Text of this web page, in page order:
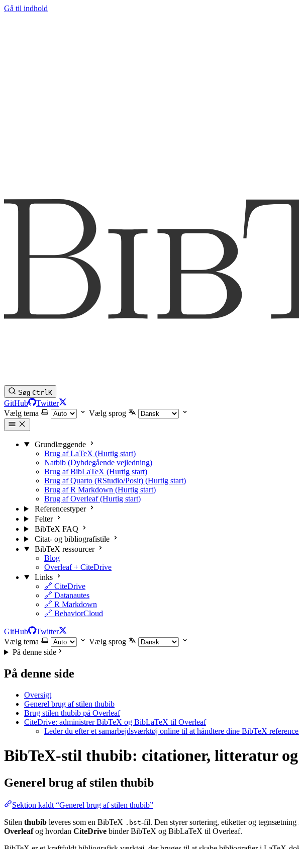
Gå til indhold
Søg CtrlK
GitHub
Twitter
Vælg tema
Vælg sprog
Grundlæggende
Brug af LaTeX (Hurtig start)
Natbib (Dybdegående vejledning)
Brug af BibLaTeX (Hurtig start)
Brug af Quarto (RStudio/Posit) (Hurtig start)
Brug af R Markdown (Hurtig start)
Brug af Overleaf (Hurtig start)
Referencestyper
Felter
BibTeX FAQ
Citat- og bibliografistile
BibTeX ressourcer
Blog
Overleaf + CiteDrive
Links
🔗 CiteDrive
🔗 Datanautes
🔗 R Markdown
🔗 BehaviorCloud
GitHub
Twitter
Vælg tema
Vælg sprog
På denne side
På denne side
Oversigt
Generel brug af stilen thubib
Brug stilen thubib på Overleaf
CiteDrive: administrer BibTeX og BibLaTeX til Overleaf
Leder du efter et samarbejdsværktøj online til at håndtere dine BibTeX
BibTeX-stil thubib: citationer, litteratur
Generel brug af stilen thubib
Sektion kaldt “Generel brug af stilen thubib”
Stilen thubib leveres som en BibTeX .bst-fil. Den styrer sortering, etiketter og
Overleafog hvordan CiteDrive binder BibTeX og BibLaTeX til Overleaf.